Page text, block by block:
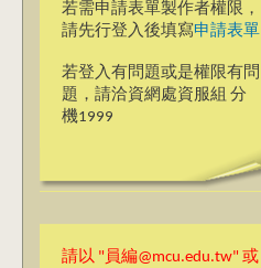
若需申請表單製作者權限，
請先行登入後填寫申請表單
若登入有問題或是權限有問
題，請洽資網處資服組 分
機1999
請以 "員編@mcu.edu.tw" 或